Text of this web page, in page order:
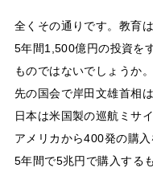
全くその通りです。教育
5年間1,500億円の投資を
ものではないでしょうか。
先の国会で岸田文雄首相は
日本は米国製の巡航ミサ
アメリカから400発の購
5年間で5兆円で購入する